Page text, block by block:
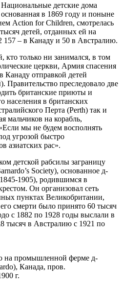
детские дома
в 1869 году и поныне
Action for Children, смотрелась
детей, отданных ей на
157 – в Канаду и 50 в Австралию.
кто только ни занимался, в том
церкви, Армия спасения
Канаду отправкой детей
Правительство преследовало две
британские приюты и
населения в британских
Перта (Perth) так и
мальчиков на корабль,
мы не будем восполнять
угрозой быстро
азиатских рас».
детской рабсилы заграницу
Society), основанное д-
1905), родившимся в
Он организовал сеть
пунктах Великобритании,
смерти было принято 60 тысяч
с 1882 по 1928 годы выслали в
тысяч в Австралию с 1921 по
на промышленной ферме д-
Канада, пров.
г.